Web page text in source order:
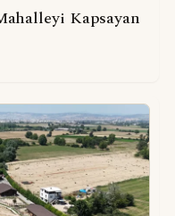
Kapsayan